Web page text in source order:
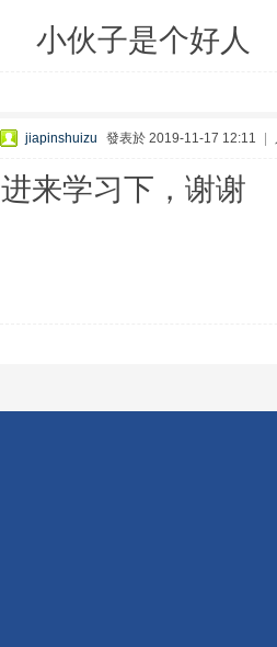
小伙子是个好人
jiapinshuizu 發表於 2019-11-17 12:11
进来学习下，谢谢